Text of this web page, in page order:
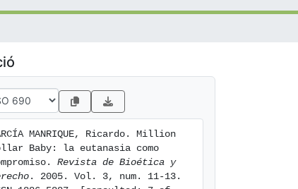
MANRIQUE, Ricardo. Million
Baby: la eutanasia como
Revista de Bioética y
. 2005. Vol. 3, num. 11-13.